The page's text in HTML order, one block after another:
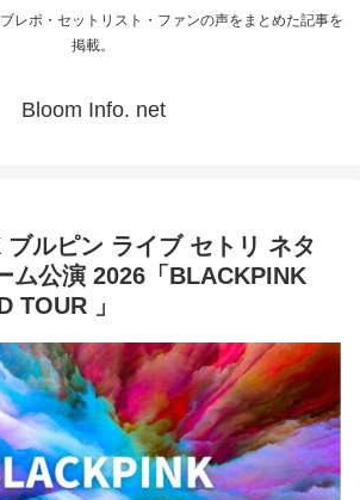
レポ・セットリスト・ファンの声をまとめた記事を
掲載。
Bloom Info. net
ルピン ライブ セトリ ネタ
ム公演 2026「BLACKPINK
TOUR 」